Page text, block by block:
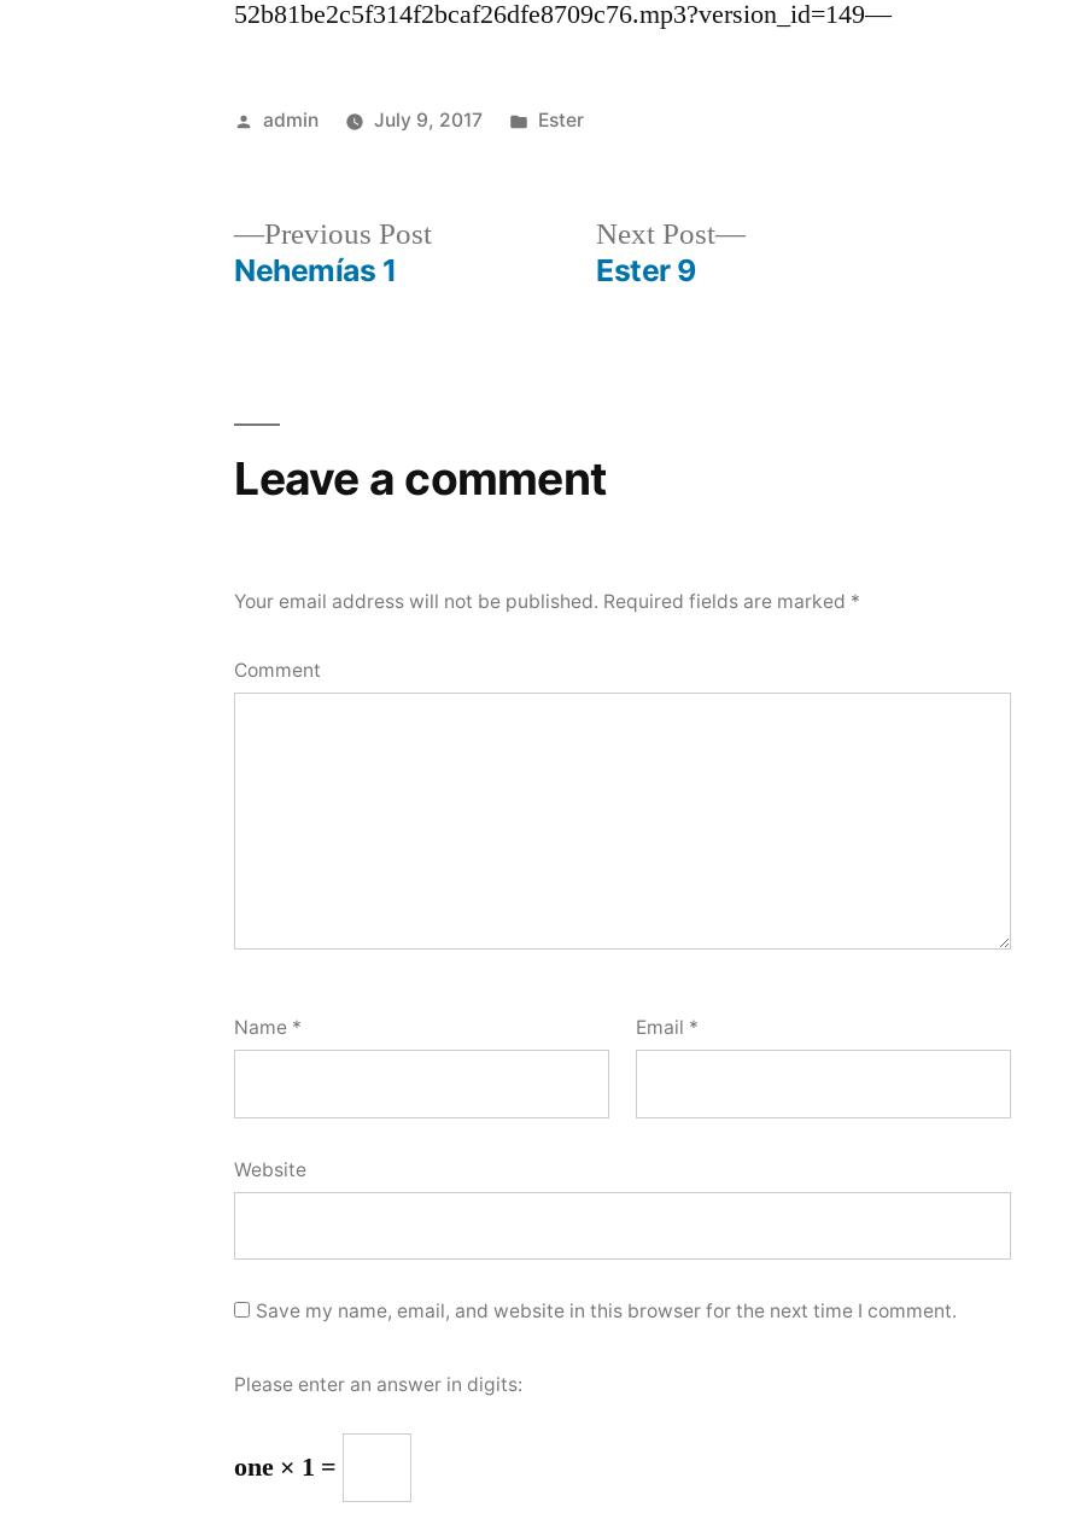
52b81be2c5f314f2bcaf26dfe8709c76.mp3?version_id=149—
Posted
admin July 9, 2017
Posted
Ester
Previous PostPrevious
Nehemías 1
Next Post
Next
Ester 9
Leave a comment
Your email address will not be published. Required fields are marked *
Comment
Name * Email *
Website
Save my name, email, and website in this browser for the next time I comment.
Please enter an answer in digits:
one × 1 =